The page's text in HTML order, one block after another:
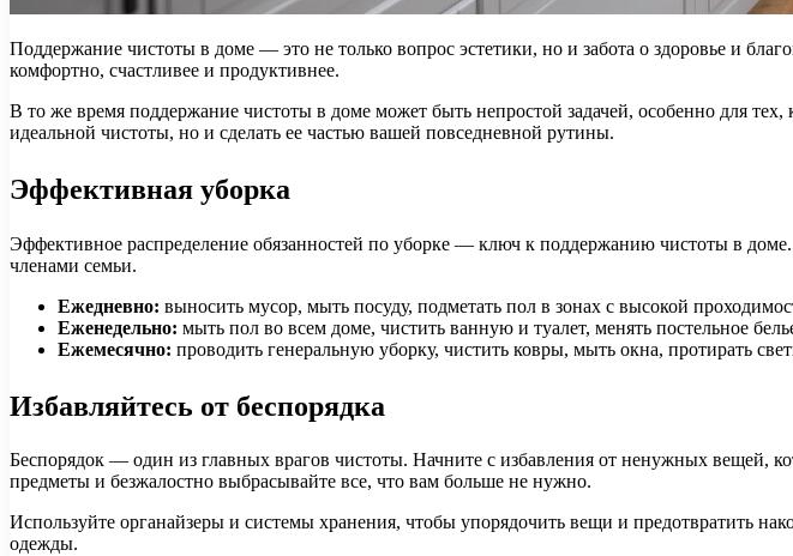
Поддержание чистоты в доме — это не только вопрос эстетики, но и забота о здоровье и
комфортно, счастливее и продуктивнее.
В то же время поддержание чистоты в доме может быть непростой задачей, особенно для
идеальной чистоты, но и сделать ее частью вашей повседневной рутины.
Эффективная уборка
Эффективное распределение обязанностей по уборке — ключ к поддержанию чистоты в
членами семьи.
Ежедневно: выносить мусор, мыть посуду, подметать пол в зонах с высокой
Еженедельно: мыть пол во всем доме, чистить ванную и туалет, менять постельное
Ежемесячно: проводить генеральную уборку, чистить ковры, мыть окна, протирать
Избавляйтесь от беспорядка
Беспорядок — один из главных врагов чистоты. Начните с избавления от ненужных вещей,
предметы и безжалостно выбрасывайте все, что вам больше не нужно.
Используйте органайзеры и системы хранения, чтобы упорядочить вещи и предотвратить
одежды.